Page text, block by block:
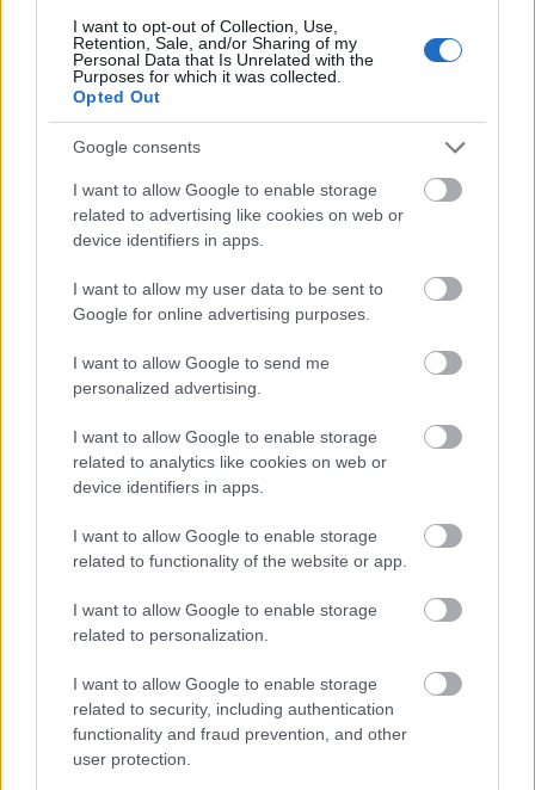
I want to opt-out of Collection, Use,
Retention, Sale, and/or Sharing of my
Personal Data that Is Unrelated with the
Purposes for which it was collected.
Opted Out
Google consents
I want to allow Google to enable storage
related to advertising like cookies on web or
device identifiers in apps.
I want to allow my user data to be sent to
Google for online advertising purposes.
I want to allow Google to send me
personalized advertising.
I want to allow Google to enable storage
related to analytics like cookies on web or
device identifiers in apps.
I want to allow Google to enable storage
related to functionality of the website or app.
I want to allow Google to enable storage
related to personalization.
I want to allow Google to enable storage
related to security, including authentication
functionality and fraud prevention, and other
user protection.
M1 bővítés: már zajlik a teljesen új
Bicske Kelet csomópont építése
Új gyalogosátkelők és jelzőlámpás
csomópont épül Angyalföldön
Másfélszeresére bővítik
iskoláját
Látványos építési szakasz indult be a
Flórián téri felüljárón
AJÁNLJUK MÉG